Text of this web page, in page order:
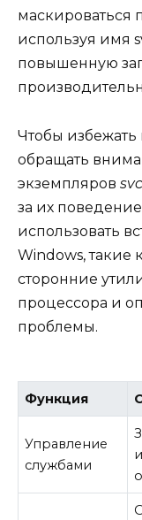
маскироваться
используя имя
повышенную
Чтобы
обращать
экземпляров
за их
использовать
Windows, такие
сторонние
процессора и
проблемы.
Функция
Управление
службами